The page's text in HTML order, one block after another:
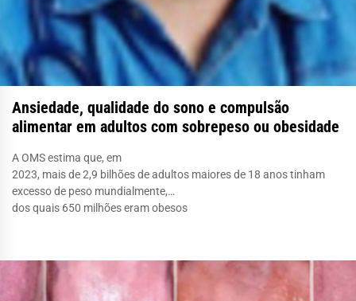
Ansiedade, qualidade do sono e compulsão
alimentar em adultos com sobrepeso ou obesidade
A OMS estima que, em
2023, mais de 2,9 bilhões de adultos maiores de 18 anos tinham
excesso de peso mundialmente,
dos quais 650 milhões eram obesos